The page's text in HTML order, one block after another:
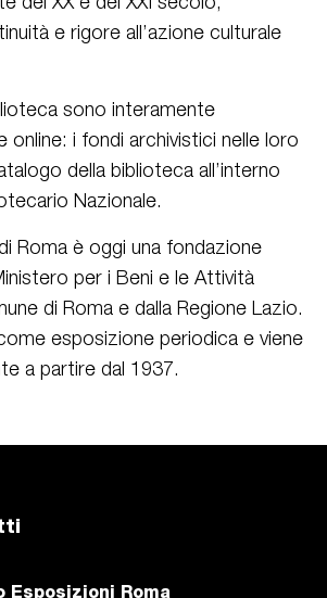
e rigore all’azione culturale
sono interamente
online: i fondi archivistici nelle loro
della biblioteca all’interno
Nazionale.
di Roma è oggi una fondazione
per i Beni e le Attività
di Roma e dalla Regione Lazio.
esposizione periodica e viene
a partire dal 1937.
Esposizioni Roma